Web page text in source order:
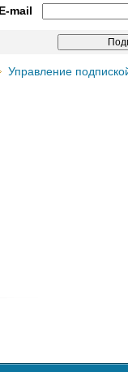
E-mail
Управление